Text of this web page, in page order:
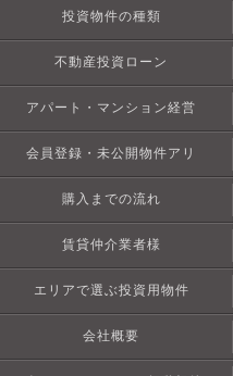
投資物件の種類
不動産投資ローン
アパート・マンション経営
会員登録・未公開物件アリ
購入までの流れ
賃貸仲介業者様
エリアで選ぶ投資用物件
会社概要